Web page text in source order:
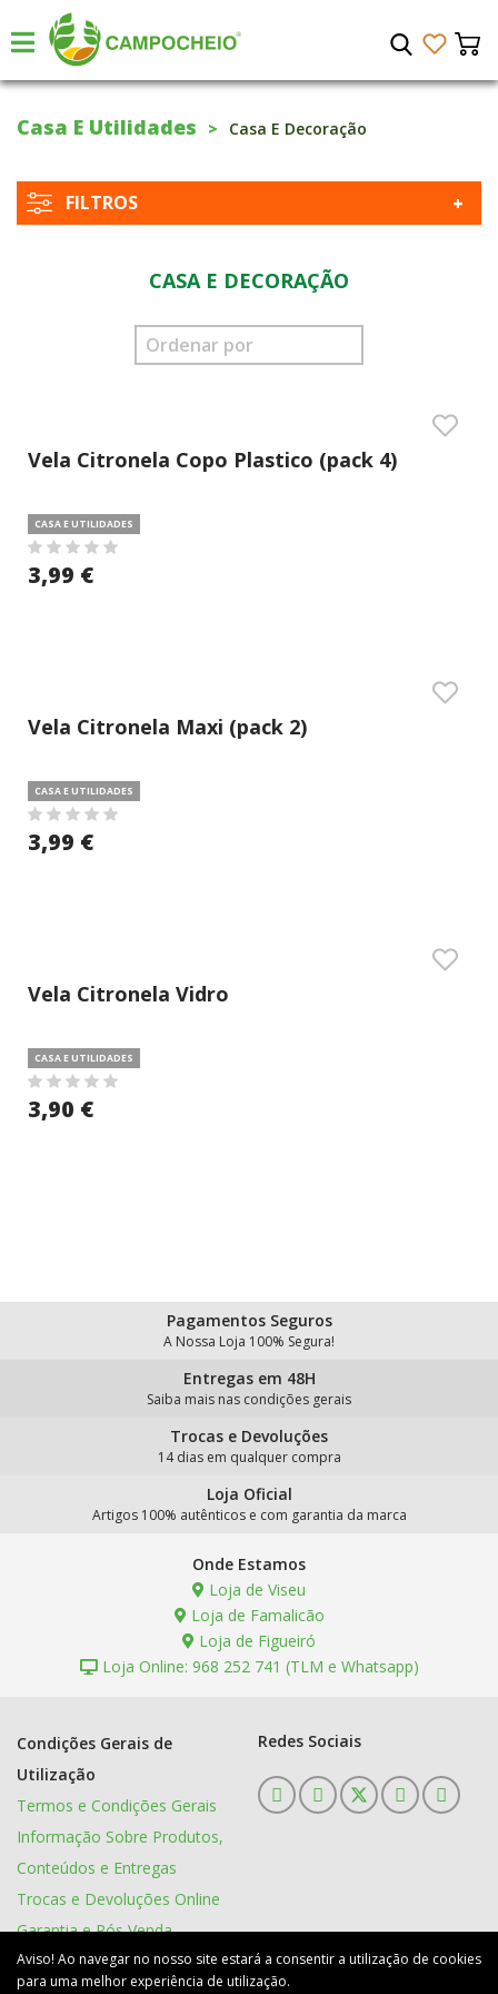
Casa E Utilidades Casa E Decoração
FILTROS
CASA E DECORAÇÃO
Vela Citronela Copo Plastico (pack 4)
CASA E UTILIDADES
3,99 €
Vela Citronela Maxi (pack 2)
CASA E UTILIDADES
3,99 €
Vela Citronela Vidro
CASA E UTILIDADES
3,90 €
Pagamentos Seguros
A Nossa Loja 100% Segura!
Entregas em 48H
Saiba mais nas condições gerais
Trocas e Devoluções
14 dias em qualquer compra
Loja Oficial
Artigos 100% autênticos e com garantia da marca
Onde Estamos
Loja de Viseu
Loja de Famalicão
Loja de Figueiró
Loja Online: 968 252 741 (TLM e Whatsapp)
Condições Gerais de
Utilização
Termos e Condições Gerais
Informação Sobre Produtos,
Conteúdos e Entregas
Trocas e Devoluções Online
Garantia e Pós Venda
Política de Privacidade
Redes Sociais
Aviso! Ao navegar no nosso site estará a consentir a utilização de cookies
para uma melhor experiência de utilização.